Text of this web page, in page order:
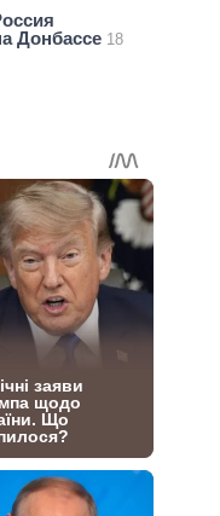
Донбассе 18